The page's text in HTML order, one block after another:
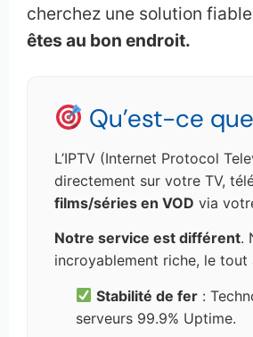
cherchez une solution
êtes au bon endroit.
Qu’est-ce
L’IPTV (Internet Protocol
directement sur votre TV,
films/séries en VOD via
Notre service est différent.
incroyablement riche, le
Stabilité de fer :
serveurs 99.9% Uptime.